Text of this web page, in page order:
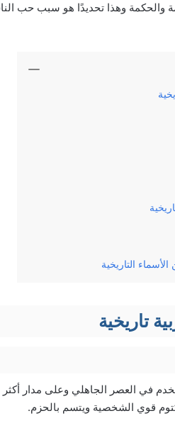
والحكمة وهذا تحديدًا هو سبب حب
التاريخية
تاريخية
قوي الشخصية ويتسم بالحزم.